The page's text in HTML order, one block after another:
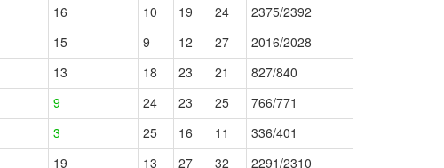
16 10 19 24
2375/2392
15 9 12 27
2016/2028
13 18 23 21
827/840
9 24 23 25
766/771
3 25 16 11
336/401
19 13 27 32
2291/2310